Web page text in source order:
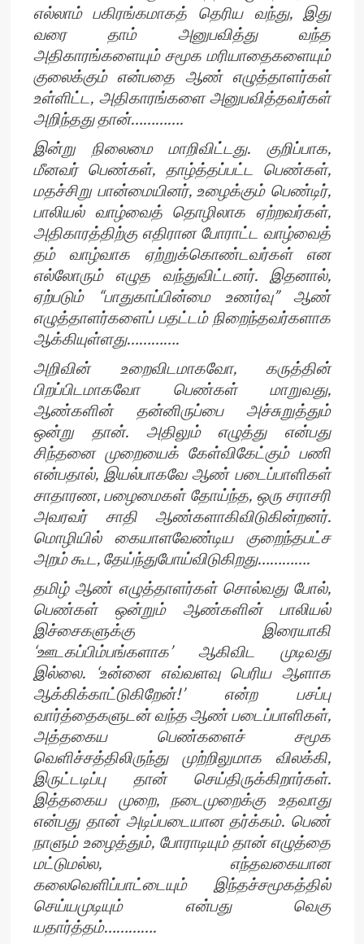
எல்லாம் பகிரங்கமாகத் தெரிய வந்து, இது
வரை தாம் அனுபவித்து வந்த
அதிகாரங்களையும் சமூக மரியாதைகளையும்
குலைக்கும் என்பதை ஆண் எழுத்தாளர்கள்
உள்ளிட்ட, அதிகாரங்களை அனுபவித்தவர்கள்
அறிந்தது தான்………….
இன்று நிலைமை மாறிவிட்டது. குறிப்பாக,
மீனவர் பெண்கள், தாழ்த்தப்பட்ட பெண்கள்,
மதச்சிறு பான்மையினர், உழைக்கும் பெண்டிர்,
பாலியல் வாழ்வைத் தொழிலாக ஏற்றவர்கள்,
அதிகாரத்திற்கு எதிரான போராட்ட வாழ்வைத்
தம் வாழ்வாக ஏற்றுக்கொண்டவர்கள் என
எல்லோரும் எழுத வந்துவிட்டனர். இதனால்,
ஏற்படும் “பாதுகாப்பின்மை உணர்வு” ஆண்
எழுத்தாளர்களைப் பதட்டம் நிறைந்தவர்களாக
ஆக்கியுள்ளது………….
அறிவின் உறைவிடமாகவோ, கருத்தின்
பிறப்பிடமாகவோ பெண்கள் மாறுவது,
ஆண்களின் தன்னிருப்பை அச்சுறுத்தும்
ஒன்று தான். அதிலும் எழுத்து என்பது
சிந்தனை முறையைக் கேள்விகேட்கும் பணி
என்பதால், இயல்பாகவே ஆண் படைப்பாளிகள்
சாதாரண, பழைமைகள் தோய்ந்த, ஒரு சராசரி
அவரவர் சாதி ஆண்களாகிவிடுகின்றனர்.
மொழியில் கையாளவேண்டிய குறைந்தபட்ச
அறம் கூட, தேய்ந்துபோய்விடுகிறது………….
தமிழ் ஆண் எழுத்தாளர்கள் சொல்வது போல்,
பெண்கள் ஒன்றும் ஆண்களின் பாலியல்
இச்சைகளுக்கு இரையாகி
‘ஊடகப்பிம்பங்களாக’ ஆகிவிட முடிவது
இல்லை. ‘உன்னை எவ்வளவு பெரிய ஆளாக
ஆக்கிக்காட்டுகிறேன்!’ என்ற பசப்பு
வார்த்தைகளுடன் வந்த ஆண் படைப்பாளிகள்,
அத்தகைய பெண்களைச் சமூக
வெளிச்சத்திலிருந்து முற்றிலுமாக விலக்கி,
இருட்டடிப்பு தான் செய்திருக்கிறார்கள்.
இத்தகைய முறை, நடைமுறைக்கு உதவாது
என்பது தான் அடிப்படையான தர்க்கம். பெண்
நாளும் உழைத்தும், போராடியும் தான் எழுத்தை
மட்டுமல்ல, எந்தவகையான
கலைவெளிப்பாட்டையும் இந்தச்சமூகத்தில்
செய்யமுடியும் என்பது வெகு
யதார்த்தம்………….